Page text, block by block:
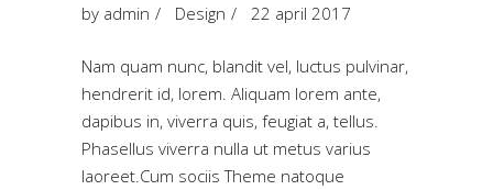
by admin Design 22 april 2017
Nam quam nunc, blandit vel, luctus pulvinar,
hendrerit id, lorem. Aliquam lorem ante,
dapibus in, viverra quis, feugiat a, tellus.
Phasellus viverra nulla ut metus varius
laoreet.Cum sociis Theme natoque